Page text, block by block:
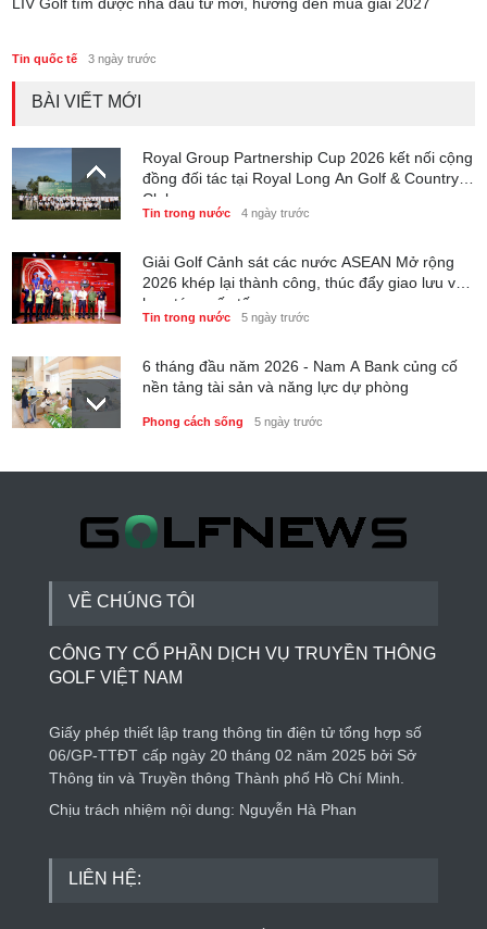
Tin quốc tế 3 ngày trước
BÀI VIẾT MỚI
Royal Group Partnership Cup 2026 kết nối cộng
đồng đối tác tại Royal Long An Golf & Country
Club
Tin trong nước 4 ngày trước
Giải Golf Cảnh sát các nước ASEAN Mở rộng
2026 khép lại thành công, thúc đẩy giao lưu và
hợp tác quốc tế
Tin trong nước 5 ngày trước
6 tháng đầu năm 2026 - Nam A Bank củng cố
nền tảng tài sản và năng lực dự phòng
Phong cách sống 5 ngày trước
Thành lập Trung tâm Giải mã lượng tử Quang
Phong cách sống 5 ngày trước
VỀ CHÚNG TÔI
CÔNG TY CỔ PHẦN DỊCH VỤ TRUYỀN THÔNG
GOLF VIỆT NAM
Giấy phép thiết lập trang thông tin điện tử tổng hợp số
06/GP-TTĐT cấp ngày 20 tháng 02 năm 2025 bởi Sở
Thông tin và Truyền thông Thành phố Hồ Chí Minh.
Chịu trách nhiệm nội dung: Nguyễn Hà Phan
LIÊN HỆ: